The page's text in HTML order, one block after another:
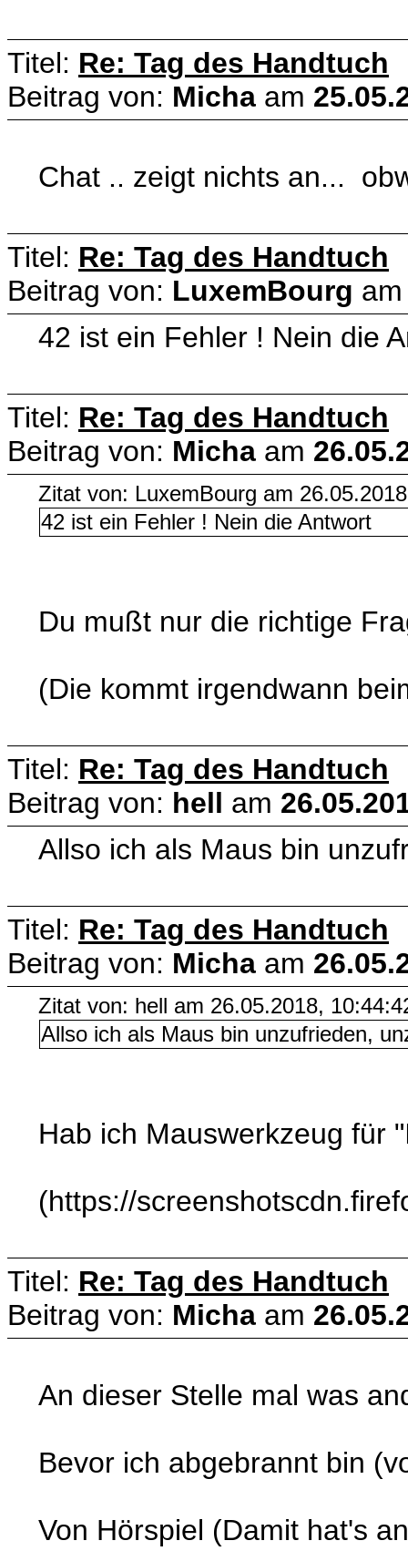
Titel: Re: Tag des Handtuch
Beitrag von: Micha am
Chat .. zeigt nichts an...
Titel: Re: Tag des Handtuch
Beitrag von: LuxemBourg
42 ist ein Fehler ! Nein die
Titel: Re: Tag des Handtuch
Beitrag von: Micha am
Zitat von: LuxemBourg am
42 ist ein Fehler ! Nein die Antwort
Du mußt nur die richtige
(Die kommt irgendwann
Titel: Re: Tag des Handtuch
Beitrag von: hell am
Allso ich als Maus bin
Titel: Re: Tag des Handtuch
Beitrag von: Micha am
Zitat von: hell am 26.05.2018,
Allso ich als Maus bin unzufrieden,
Hab ich Mauswerkzeug
(https://
Titel: Re: Tag des Handtuch
Beitrag von: Micha am
An dieser Stelle mal was
Bevor ich abgebrannt bin
Von Hörspiel (Damit hat's